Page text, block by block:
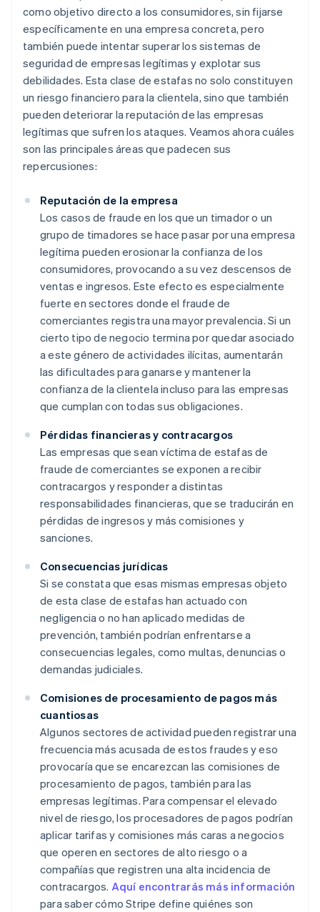
como objetivo directo a los consumidores, sin fijarse
específicamente en una empresa concreta, pero
también puede intentar superar los sistemas de
seguridad de empresas legítimas y explotar sus
debilidades. Esta clase de estafas no solo constituyen
un riesgo financiero para la clientela, sino que también
pueden deteriorar la reputación de las empresas
legítimas que sufren los ataques. Veamos ahora cuáles
son las principales áreas que padecen sus
repercusiones:
Reputación de la empresa
Los casos de fraude en los que un timador o un
grupo de timadores se hace pasar por una empresa
legítima pueden erosionar la confianza de los
consumidores, provocando a su vez descensos de
ventas e ingresos. Este efecto es especialmente
fuerte en sectores donde el fraude de
comerciantes registra una mayor prevalencia. Si un
cierto tipo de negocio termina por quedar asociado
a este género de actividades ilícitas, aumentarán
las dificultades para ganarse y mantener la
confianza de la clientela incluso para las empresas
que cumplan con todas sus obligaciones.
Pérdidas financieras y contracargos
Las empresas que sean víctima de estafas de
fraude de comerciantes se exponen a recibir
contracargos y responder a distintas
responsabilidades financieras, que se traducirán en
pérdidas de ingresos y más comisiones y
sanciones.
Consecuencias jurídicas
Si se constata que esas mismas empresas objeto
de esta clase de estafas han actuado con
negligencia o no han aplicado medidas de
prevención, también podrían enfrentarse a
consecuencias legales, como multas, denuncias o
demandas judiciales.
Comisiones de procesamiento de pagos más
cuantiosas
Algunos sectores de actividad pueden registrar una
frecuencia más acusada de estos fraudes y eso
provocaría que se encarezcan las comisiones de
procesamiento de pagos, también para las
empresas legítimas. Para compensar el elevado
nivel de riesgo, los procesadores de pagos podrían
aplicar tarifas y comisiones más caras a negocios
que operen en sectores de alto riesgo o a
compañías que registren una alta incidencia de
contracargos. Aquí encontrarás más información
para saber cómo Stripe define quiénes son